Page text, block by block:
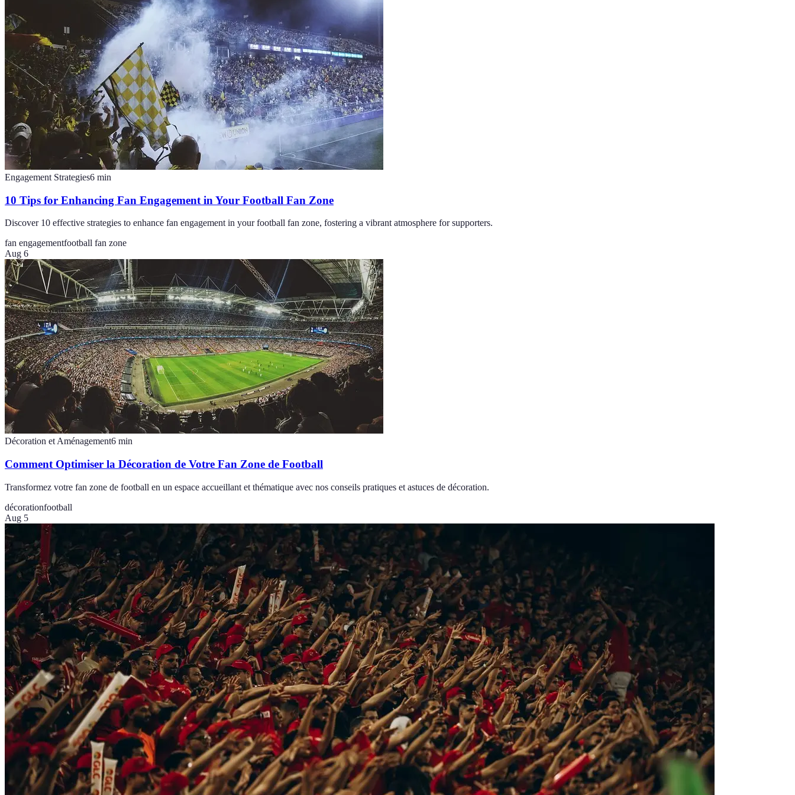
Engagement Strategies6 min
10 Tips for Enhancing Fan Engagement in Your Football Fan Zone
Discover 10 effective strategies to enhance fan engagement in your football fan zone, fostering a vibrant atmosphere for supporters.
fan engagementfootball fan zone
Aug 6
Décoration et Aménagement6 min
Comment Optimiser la Décoration de Votre Fan Zone de Football
Transformez votre fan zone de football en un espace accueillant et thématique avec nos conseils pratiques et astuces de décoration.
décorationfootball
Aug 5